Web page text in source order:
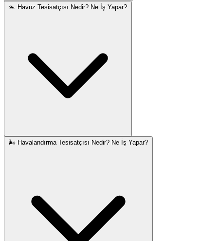
🏊 Havuz Tesisatçısı Nedir? Ne İş Yapar?
🌬️ Havalandırma Tesisatçısı Nedir? Ne İş Yapar?